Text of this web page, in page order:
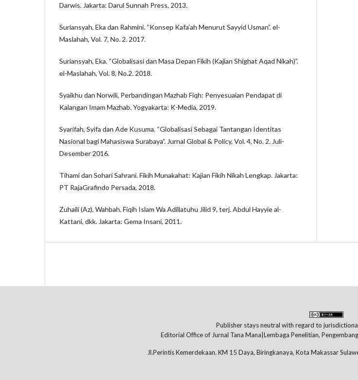
Darwis. Jakarta: Darul Sunnah Press, 2013.
Suriansyah, Eka dan Rahmini. “Konsep Kafa’ah Menurut Sayyid Usman”. el-
Maslahah, Vol. 7, No. 2. 2017.
Suriansyah, Eka. “Globalisasi dan Masa Depan Fikih (Kajian Shighat Aqad Nikah)”.
el-Maslahah, Vol. 8, No.2. 2018.
Syaikhu dan Norwili, Perbandingan Mazhab Fiqh: Penyesuaian Pendapat di
Kalangan Imam Mazhab. Yogyakarta: K-Media, 2019.
Syarifah, Syifa dan Ade Kusuma. “Globalisasi Sebagai Tantangan Identitas
Nasional bagi Mahasiswa Surabaya”. Jurnal Global & Policy, Vol. 4, No. 2. Juli-
Desember 2016.
Tihami dan Sohari Sahrani. Fikih Munakahat: Kajian Fikih Nikah Lengkap. Jakarta:
PT RajaGrafindo Persada, 2018.
Zuhaili (Az), Wahbah. Fiqih Islam Wa Adillatuhu Jilid 9, terj. Abdul Hayyie al-
Kattani, dkk. Jakarta: Gema Insani, 2011.
Publisher stays neutral with regard to
Editorial Office of Jurnal Tana Mana|Lembaga Penelitian,
Jl.Perintis Kemerdekaan. KM 15 Daya, Biringkanaya, Kota Makassar